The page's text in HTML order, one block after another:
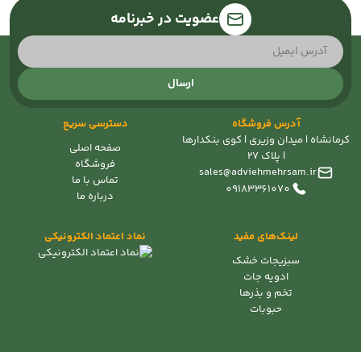
عضویت در خبرنامه
ارسال
آدرس فروشگاه
کرمانشاه | میدان وزیری | کوی بنکدارها
| پلاک 27
sales@adviehmehrsam.ir
09183361070
دسترسی سریع
صفحه اصلی
فروشگاه
تماس با ما
درباره ما
لینک‌های مفید
سبزیجات خشک
ادویه جات
تخم و بذرها
حبوبات
نماد اعتماد الکترونیکی